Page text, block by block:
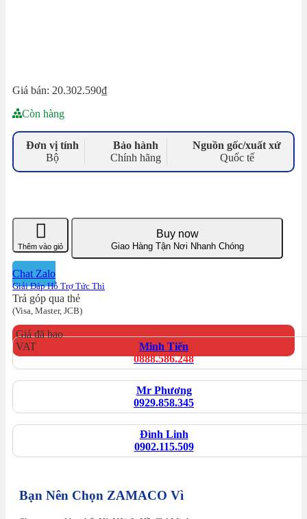
Giá đã bao
VAT
Giá bán: 20.302.590₫
Còn hàng
Đơn vị tính
Bộ
Bảo hành
Chính hãng
Nguồn gốc/xuất xứ
Quốc tế
Thêm vào giỏ
Buy now
Giao Hàng Tận Nơi Nhanh Chóng
Chat Zalo
Giải Đáp Hỗ Trợ Tức Thì
Trả góp qua thẻ
(Visa, Master, JCB)
Minh Tiến
0888.586.248
Mr Phương
0929.858.345
Đình Linh
0902.115.509
Bạn Nên Chọn ZAMACO Vì